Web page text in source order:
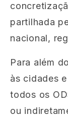
partilhada
nacional,
Para além
às cidades
todos os
ou